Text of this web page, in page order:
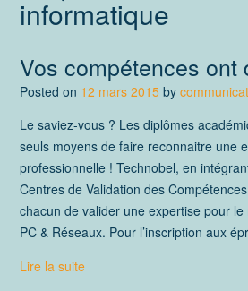
informatique
Vos compétences ont
Posted on 12 mars 2015 by
Le saviez-vous ? Les diplômes
seuls moyens de faire reconnaitre une
professionnelle ! Technobel, en
Centres de Validation des
chacun de valider une expertise pour
PC & Réseaux. Pour l’inscription aux
Lire la suite